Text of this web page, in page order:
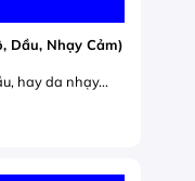
Dầu, Nhạy Cảm)
hay da nhạy...